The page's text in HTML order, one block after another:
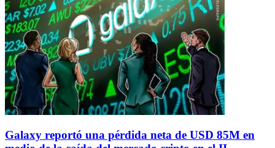
Galaxy reportó una pérdida neta de USD 85M en